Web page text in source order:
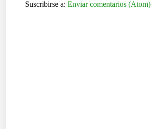
Suscribirse a: Enviar comentarios (Atom)